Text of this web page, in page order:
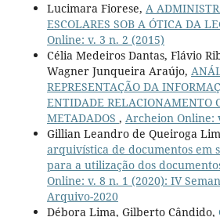
Lucimara Fiorese, A
ESCOLARES SOB A ÓTICA DA
Online: v. 3 n. 2 (2015)
Célia Medeiros Dantas, Flávio
Wagner Junqueira Araújo,
REPRESENTAÇÃO DA
ENTIDADE RELACIONAMENTO
METADADOS , Archeion Online:
Gillian Leandro de Queiroga
arquivística de documentos em
para a utilização dos
Online: v. 8 n. 1 (2020): IV
Arquivo-2020
Débora Lima, Gilberto Cândido,